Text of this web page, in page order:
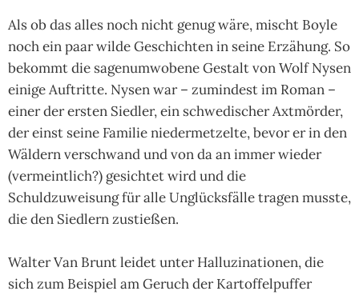
Als ob das alles noch nicht genug wäre, mischt Boyle
noch ein paar wilde Geschichten in seine Erzähung. So
bekommt die sagenumwobene Gestalt von Wolf Nysen
einige Auftritte. Nysen war – zumindest im Roman –
einer der ersten Siedler, ein schwedischer Axtmörder,
der einst seine Familie niedermetzelte, bevor er in den
Wäldern verschwand und von da an immer wieder
(vermeintlich?) gesichtet wird und die
Schuldzuweisung für alle Unglücksfälle tragen musste,
die den Siedlern zustießen.
Walter Van Brunt leidet unter Halluzinationen, die
sich zum Beispiel am Geruch der Kartoffelpuffer